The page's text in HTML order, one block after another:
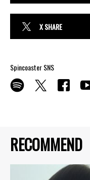
RECOMMEND
X SHARE
Spincoaster SNS